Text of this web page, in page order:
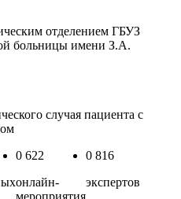
отделением ГБУЗ
больницы имени З.А.
случая пациента с
0 622
онлайн-
мероприятия
0 816
экспертов